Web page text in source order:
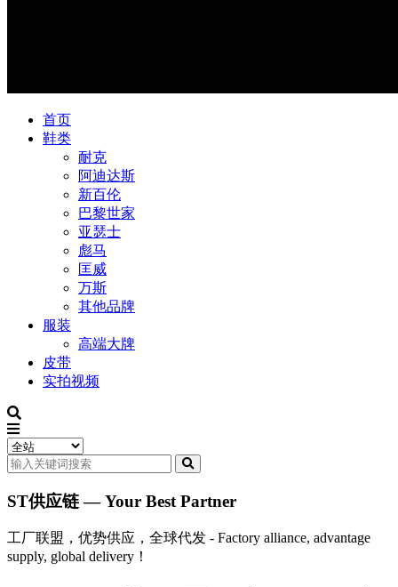
首页
鞋类
耐克
阿迪达斯
新百伦
巴黎世家
亚瑟士
彪马
匡威
万斯
其他品牌
服装
高端大牌
皮带
实拍视频
ST供应链 — Your Best Partner
工厂联盟，优势供应，全球代发 - Factory alliance, advantage
supply, global delivery！